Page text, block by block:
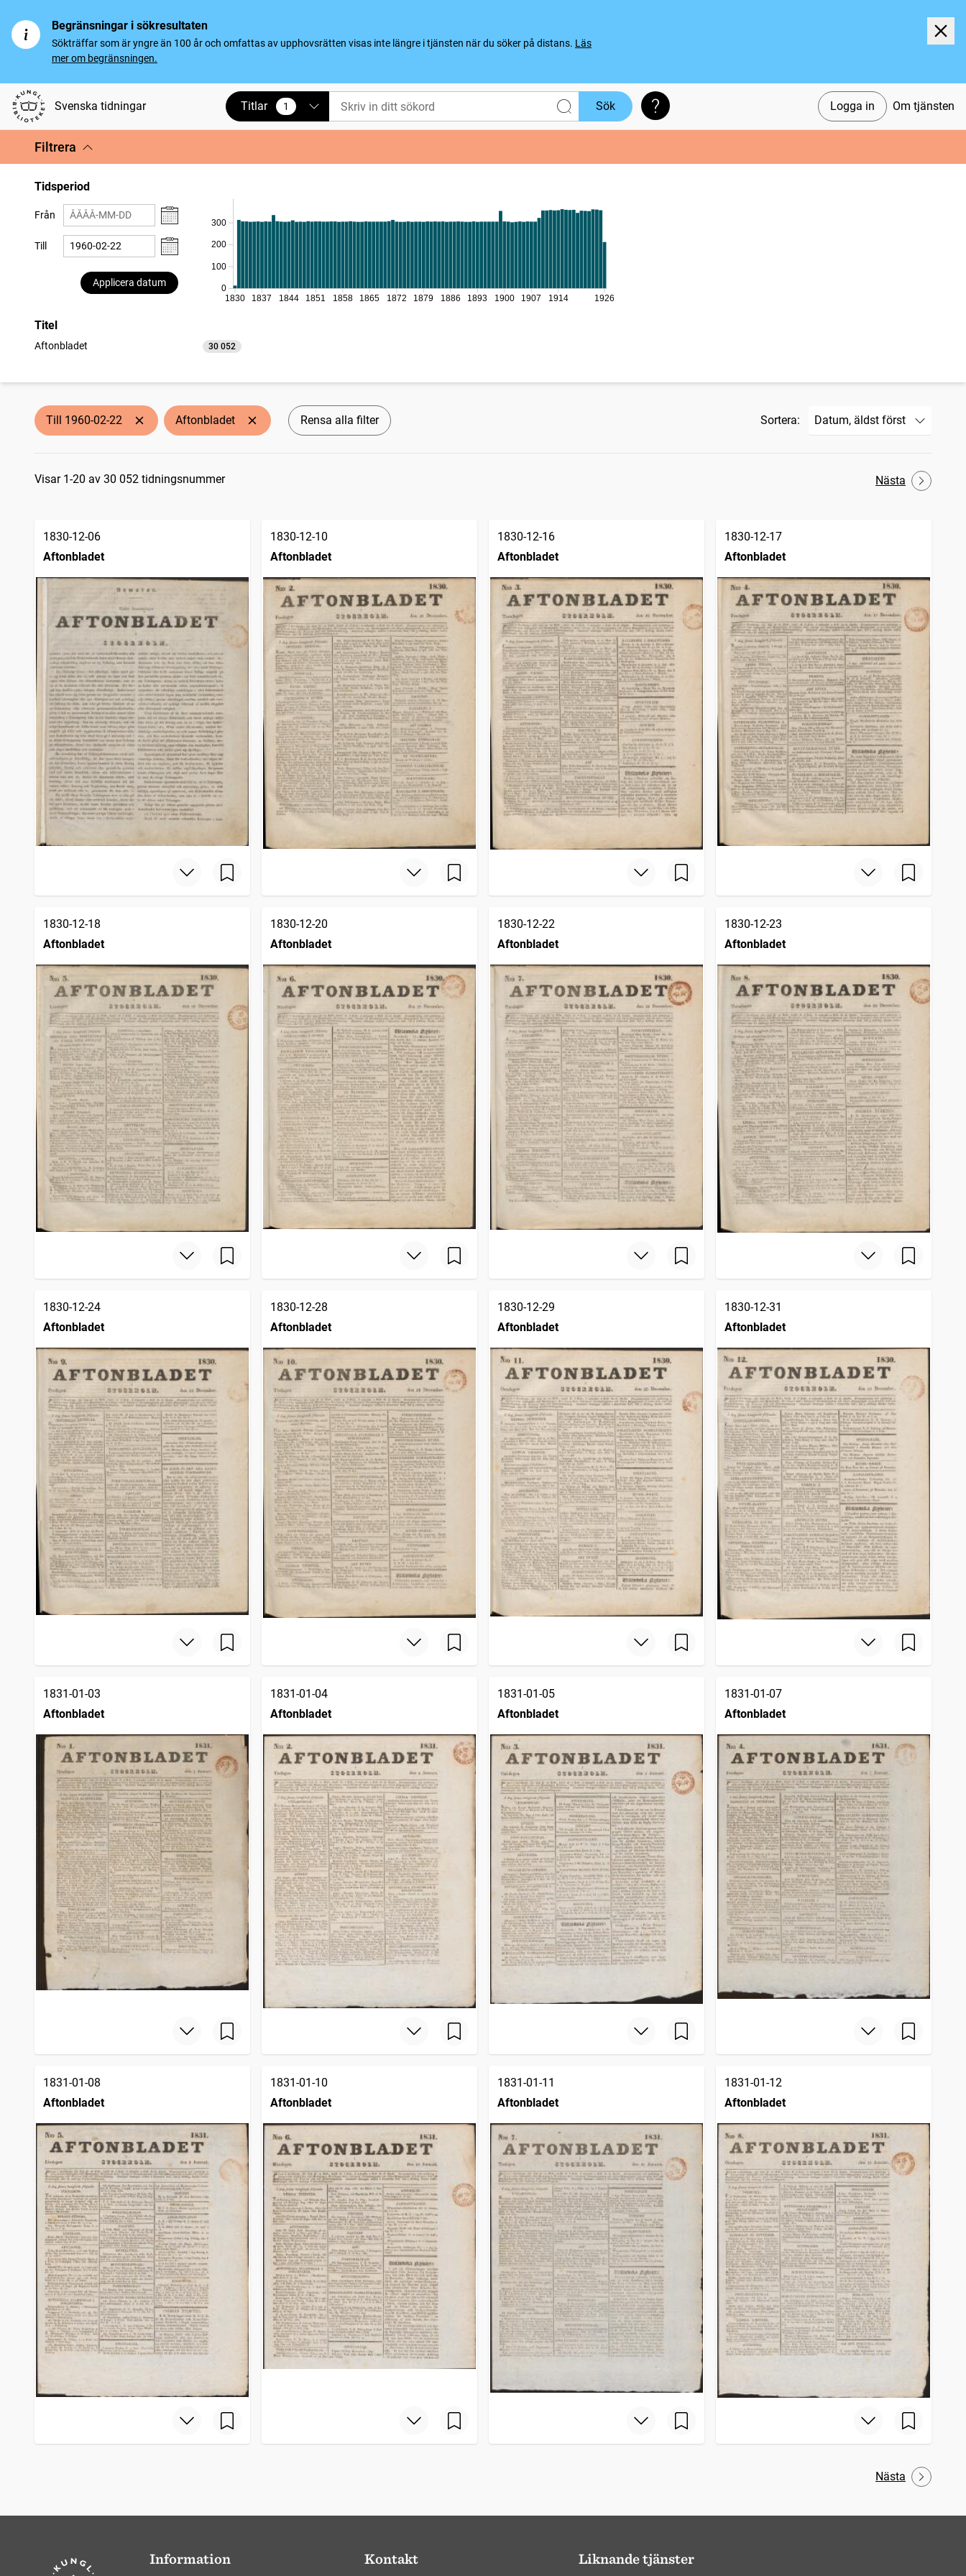
Begränsningar i sökresultaten
Sökträffar som är yngre än 100 år och omfattas av upphovsrätten visas inte längre i tjänsten när du söker på distans. Läs
mer om begränsningen.
Svenska tidningar Logga in Om tjänsten
Titlar 1
vald Sök Söktips
Filtrera
Tidsperiod
Från
Till
Applicera datum
0
100
200
300
1830 1837 1844 1851 1858 1865 1872 1879 1886 1893 1900 1907 1914 1926
Titel
Aftonbladet 30 052
träffar
Till 1960-02-22 Aftonbladet Rensa alla filter Sortera:
Sökresultat
Visar 1-20 av 30 052 tidningsnummer Nästa
1830-12-06
Aftonbladet
1830-12-10
Aftonbladet
1830-12-16
Aftonbladet
1830-12-17
Aftonbladet
1830-12-18
Aftonbladet
1830-12-20
Aftonbladet
1830-12-22
Aftonbladet
1830-12-23
Aftonbladet
1830-12-24
Aftonbladet
1830-12-28
Aftonbladet
1830-12-29
Aftonbladet
1830-12-31
Aftonbladet
1831-01-03
Aftonbladet
1831-01-04
Aftonbladet
1831-01-05
Aftonbladet
1831-01-07
Aftonbladet
1831-01-08
Aftonbladet
1831-01-10
Aftonbladet
1831-01-11
Aftonbladet
1831-01-12
Aftonbladet
Nästa
Information Kontakt Liknande tjänster